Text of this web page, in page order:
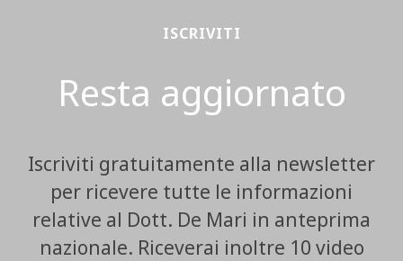
ISCRIVITI
Resta aggiornato
Iscriviti gratuitamente alla newsletter
per ricevere tutte le informazioni
relative al Dott. De Mari in anteprima
nazionale. Riceverai inoltre 10 video